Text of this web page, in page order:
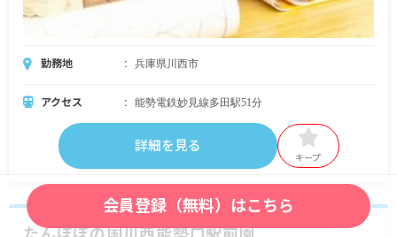
勤務地 兵庫県川西市
アクセス 能勢電鉄妙見線多田駅51分
詳細を見る
キープ
会員登録（無料）はこちら